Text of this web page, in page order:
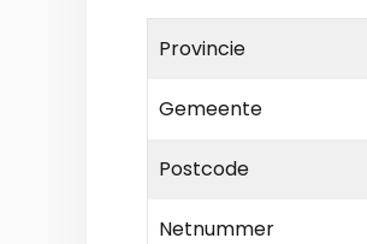
Provincie
Gemeente
Postcode
Netnummer